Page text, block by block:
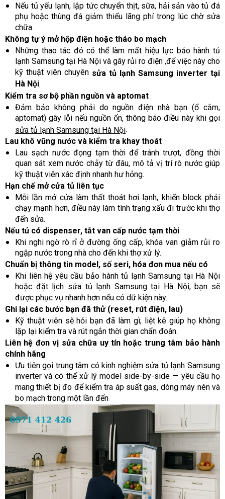
Nếu tủ yếu lạnh, lập tức chuyển thịt, sữa, hải sản vào tủ đá
phụ hoặc thùng đá giảm thiểu lãng phí trong lúc chờ sửa
chữa.
Không tự ý mở hộp điện hoặc tháo bo mạch
Những thao tác đó có thể làm mất hiệu lực bảo hành tủ
lạnh Samsung tại Hà Nội và gây rủi ro điện ,để việc này cho
kỹ thuật viên chuyên sửa tủ lạnh Samsung inverter tại
Hà Nội.
Kiểm tra sơ bộ phần nguồn và aptomat
Đảm bảo không phải do nguồn điện nhà bạn (ổ cắm,
aptomat) gây lỗi nếu nguồn ổn, thông báo điều này khi gọi
sửa tủ lạnh Samsung tại Hà Nội.
Lau khô vũng nước và kiểm tra khay thoát
Lau sạch nước đọng tạm thời để tránh trượt, đồng thời
quan sát xem nước chảy từ đâu, mô tả vị trí rò nước giúp
kỹ thuật viên xác định nhanh hư hỏng.
Hạn chế mở cửa tủ liên tục
Mỗi lần mở cửa làm thất thoát hơi lạnh, khiến block phải
chạy mạnh hơn, điều này làm tình trạng xấu đi trước khi thợ
đến sửa.
Nếu tủ có dispenser, tắt van cấp nước tạm thời
Khi nghi ngờ rò rỉ ở đường ống cấp, khóa van giảm rủi ro
ngập nước trong nhà cho đến khi thợ xử lý.
Chuẩn bị thông tin model, số seri, hóa đơn mua nếu có
Khi liên hệ yêu cầu bảo hành tủ lạnh Samsung tại Hà Nội
hoặc đặt lịch sửa tủ lạnh Samsung tại Hà Nội, bạn sẽ
được phục vụ nhanh hơn nếu có dữ kiện này.
Ghi lại các bước bạn đã thử (reset, rút điện, lau)
Kỹ thuật viên sẽ hỏi bạn đã làm gì; liệt kê giúp họ không
lặp lại kiểm tra và rút ngắn thời gian chẩn đoán.
Liên hệ đơn vị sửa chữa uy tín hoặc trung tâm bảo hành
chính hãng
Ưu tiên gọi trung tâm có kinh nghiệm sửa tủ lạnh Samsung
inverter và có thể xử lý model side-by-side — yêu cầu họ
mang thiết bị đo để kiểm tra áp suất gas, dòng máy nén và
bo mạch trong một lần đến